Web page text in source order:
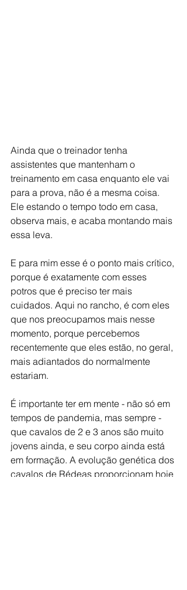
Ainda que o treinador tenha
assistentes que mantenham o
treinamento em casa enquanto ele vai
para a prova, não é a mesma coisa.
Ele estando o tempo todo em casa,
observa mais, e acaba montando mais
essa leva.
E para mim esse é o ponto mais crítico,
porque é exatamente com esses
potros que é preciso ter mais
cuidados. Aqui no rancho, é com eles
que nos preocupamos mais nesse
momento, porque percebemos
recentemente que eles estão, no geral,
mais adiantados do normalmente
estariam.
É importante ter em mente - não só em
tempos de pandemia, mas sempre -
que cavalos de 2 e 3 anos são muito
jovens ainda, e seu corpo ainda está
em formação. A evolução genética dos
cavalos de Rédeas proporcionam hoje